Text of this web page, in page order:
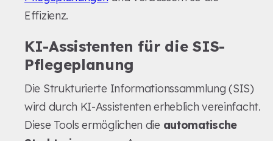
Effizienz.
KI-Assistenten für die SIS-
Pflegeplanung
Die Strukturierte Informationssammlung (SIS)
wird durch KI-Assistenten erheblich vereinfacht.
Diese Tools ermöglichen die automatische